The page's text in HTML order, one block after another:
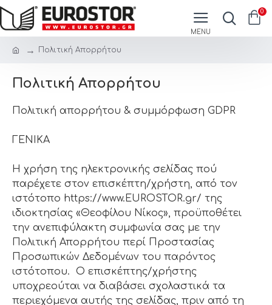
0
Πολιτική Απορρήτου
Πολιτική Απορρήτου
Πολιτική απορρήτου & συμμόρφωση GDPR
ΓΕΝΙΚΑ
Η χρήση της ηλεκτρονικής σελίδας πού
παρέχετε στον επισκέπτη/χρήστη, από τον
ιστότοπο https://www.EUROSTOR.gr/ της
ιδιοκτησίας «Θεοφίλου Νίκος», προϋποθέτει
την ανεπιφύλακτη συμφωνία σας με την
Πολιτική Απορρήτου περί Προστασίας
Προσωπικών Δεδομένων του παρόντος
ιστότοπου. Ο επισκέπτης/χρήστης
υποχρεούται να διαβάσει σχολαστικά τα
περιεχόμενα αυτής της σελίδας, πριν από τη